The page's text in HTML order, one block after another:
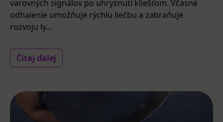
varovných signálov po uhryznutí kliešťom. Včasné
odhalenie umožňuje rýchlu liečbu a zabraňuje
rozvoju ly...
Čítaj ďalej